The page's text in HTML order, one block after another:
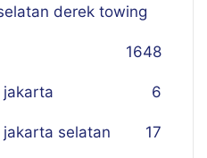
derek towing
48
16
6
selatan 17